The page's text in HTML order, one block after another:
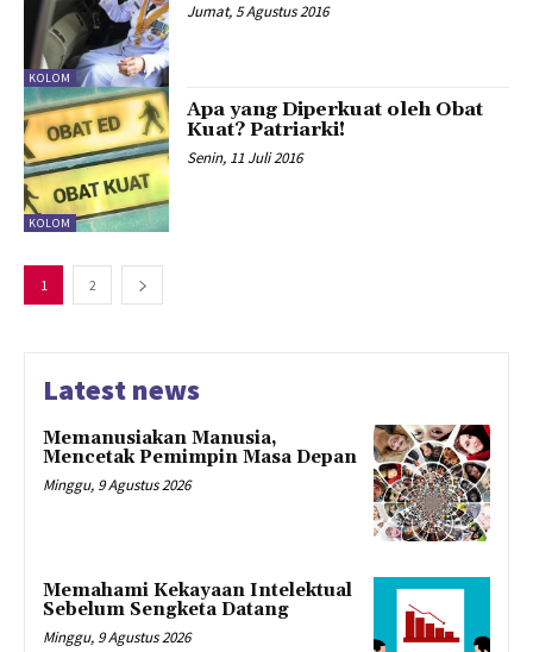
KOLOM
Jumat, 5 Agustus 2016
KOLOM
Apa yang Diperkuat oleh Obat
Kuat? Patriarki!
Senin, 11 Juli 2016
1 2
Latest news
Memanusiakan Manusia,
Mencetak Pemimpin Masa Depan
Minggu, 9 Agustus 2026
Memahami Kekayaan Intelektual
Sebelum Sengketa Datang
Minggu, 9 Agustus 2026